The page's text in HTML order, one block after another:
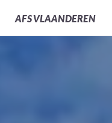
AFSVLAANDEREN